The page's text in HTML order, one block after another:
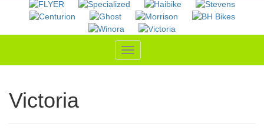
Toggle
Victoria